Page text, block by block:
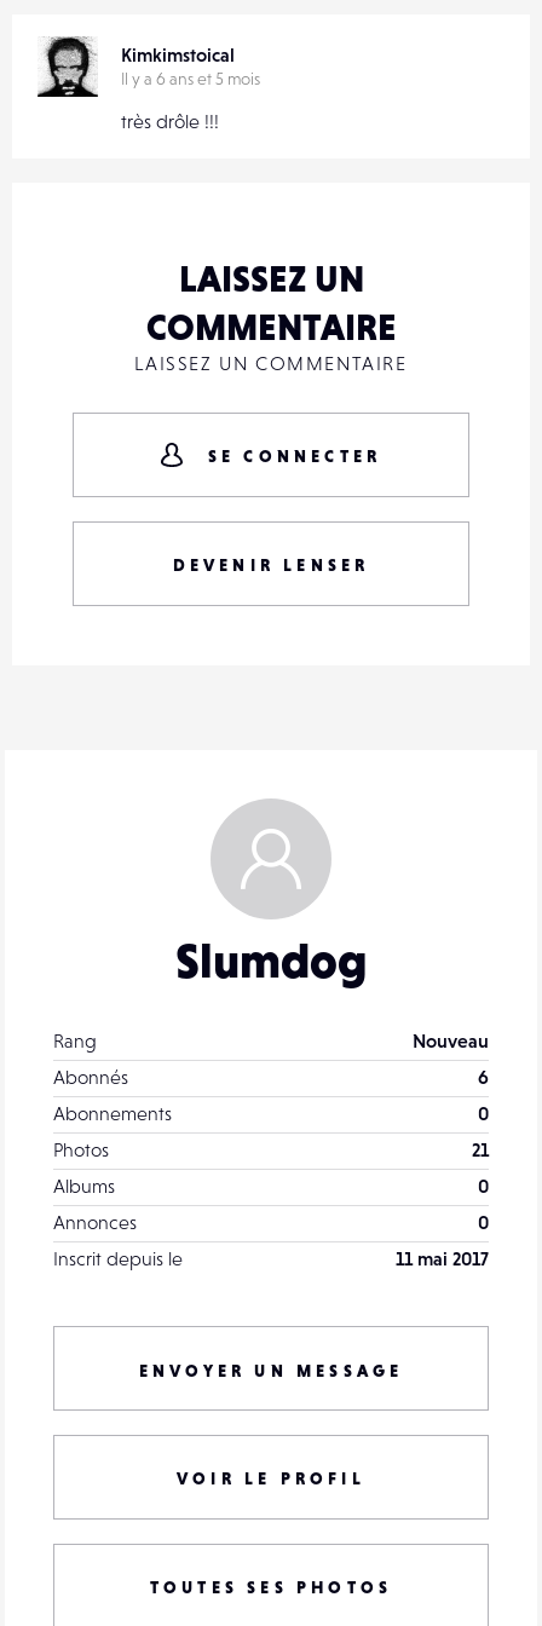
Slumdog
Rang
Nouveau
Abonnés
6
Abonnements
0
Photos
21
Albums
0
Annonces
0
Inscrit depuis le
11 mai 2017
ENVOYER UN MESSAGE
VOIR LE PROFIL
TOUTES SES PHOTOS
Kimkimstoical
Il y a 6 ans et 5 mois
très drôle !!!
LAISSEZ UN
COMMENTAIRE
LAISSEZ UN COMMENTAIRE
SE CONNECTER
DEVENIR LENSER